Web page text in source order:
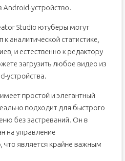
Android-устройство.
Studio ютуберы могут
аналитической статистике,
и естественно к редактору
загрузить любое видео из
устройства.
простой и элегантный
подходит для быстрого
без застреваний. Он в
на управление
что является крайне важным